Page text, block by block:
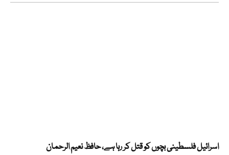
اسرائیل فلسطینی بچوں کو قتل کر رہا ہے، حافظ نعیم الرحمان